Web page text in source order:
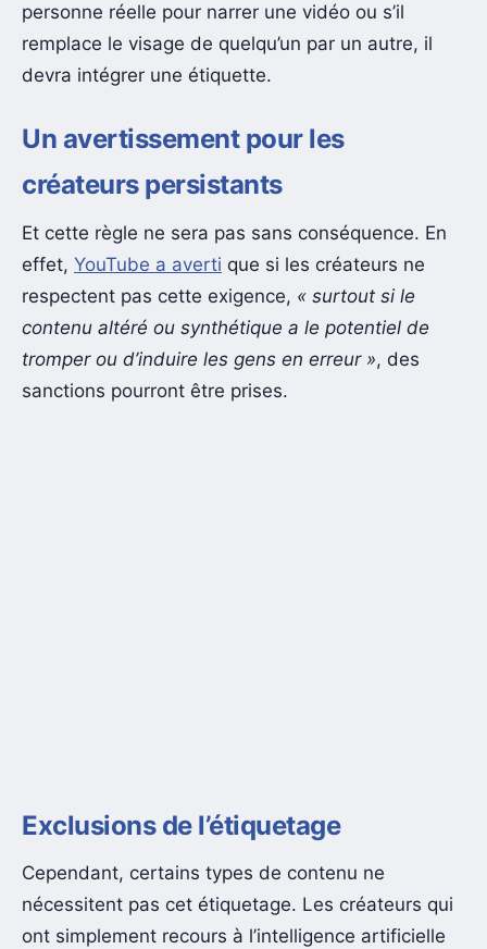
personne réelle pour narrer une vidéo ou s’il
remplace le visage de quelqu’un par un autre, il
devra intégrer une étiquette.
Un avertissement pour les
créateurs persistants
Et cette règle ne sera pas sans conséquence. En
effet, YouTube a averti que si les créateurs ne
respectent pas cette exigence, « surtout si le
contenu altéré ou synthétique a le potentiel de
tromper ou d’induire les gens en erreur », des
sanctions pourront être prises.
Exclusions de l’étiquetage
Cependant, certains types de contenu ne
nécessitent pas cet étiquetage. Les créateurs qui
ont simplement recours à l’intelligence artificielle